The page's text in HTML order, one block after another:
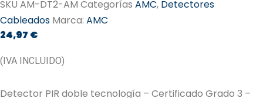
SKU AM-DT2-AM Categorías AMC, Detectores
Cableados Marca: AMC
24,97 €
(IVA INCLUIDO)
Detector PIR doble tecnología – Certificado Grado 3 –